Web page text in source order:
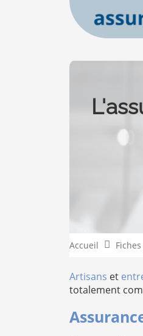
Accueil
Artisans et
totalement